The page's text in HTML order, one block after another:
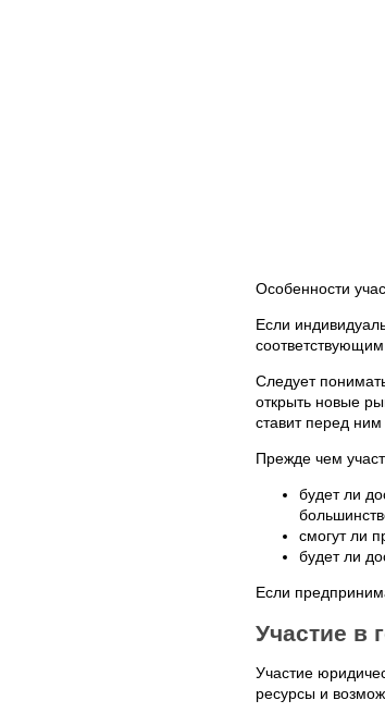
Особенности
Если
Следует
открыть новые
ставит перед ним
Прежде чем
будет ли
смогут ли
будет ли
Если
Участие в
Участие
ресурсы и